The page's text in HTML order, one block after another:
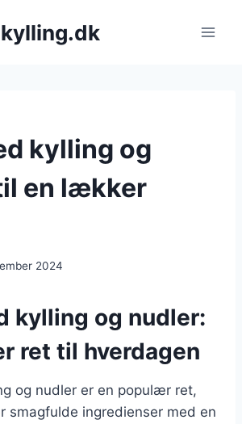
kylling og
en lækker
2024
kylling og nudler:
ret til hverdagen
og nudler er en populær ret,
smagfulde ingredienser med en